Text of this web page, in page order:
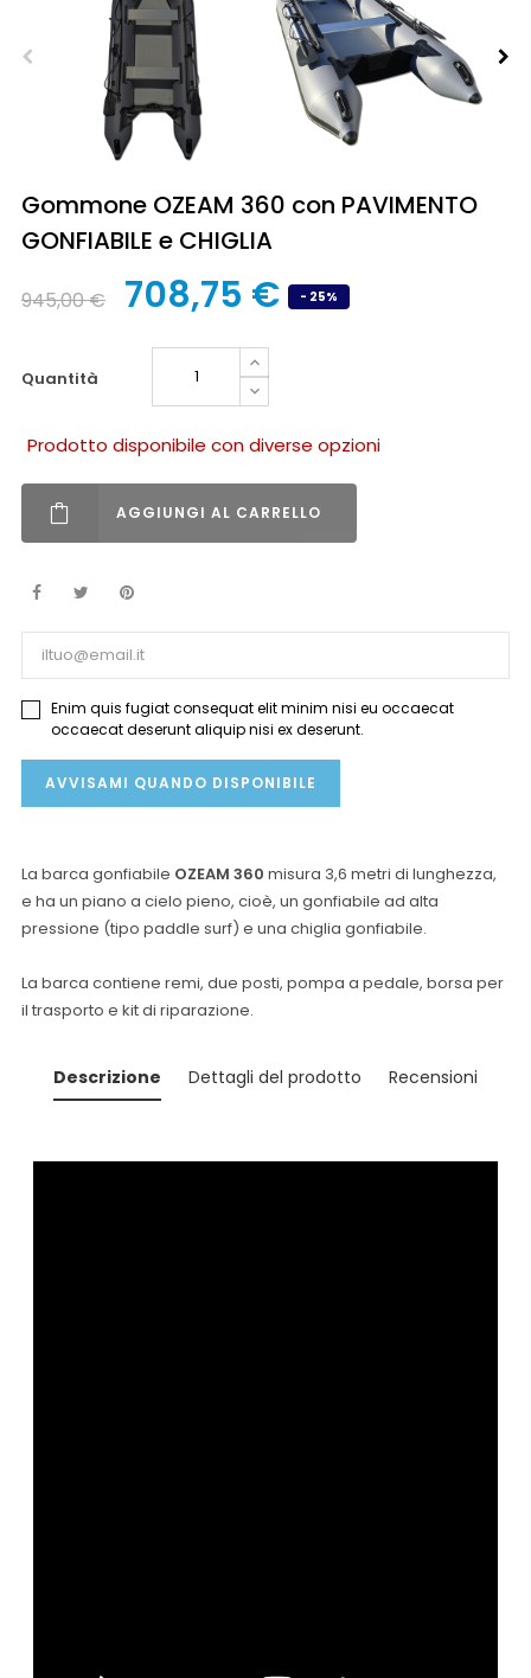
Gommone OZEAM 360 con PAVIMENTO
GONFIABILE e CHIGLIA
945,00 € 708,75 € - 25%
quantità
Prodotto disponibile con diverse opzioni
AGGIUNGI AL CARRELLO
Enim quis fugiat consequat elit minim nisi eu occaecat
occaecat deserunt aliquip nisi ex deserunt.
AVVISAMI QUANDO DISPONIBILE
La barca gonfiabile OZEAM 360 misura 3,6 metri di lunghezza,
e ha un piano a cielo pieno, cioè, un gonfiabile ad alta
pressione (tipo paddle surf) e una chiglia gonfiabile.
La barca contiene remi, due posti, pompa a pedale, borsa per
il trasporto e kit di riparazione.
Descrizione Dettagli del prodotto Recensioni